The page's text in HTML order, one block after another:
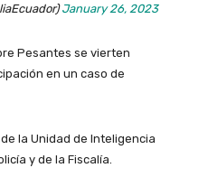
January 26, 2023
Pesantes se vierten
en un caso de
la Unidad de Inteligencia
y de la Fiscalía.